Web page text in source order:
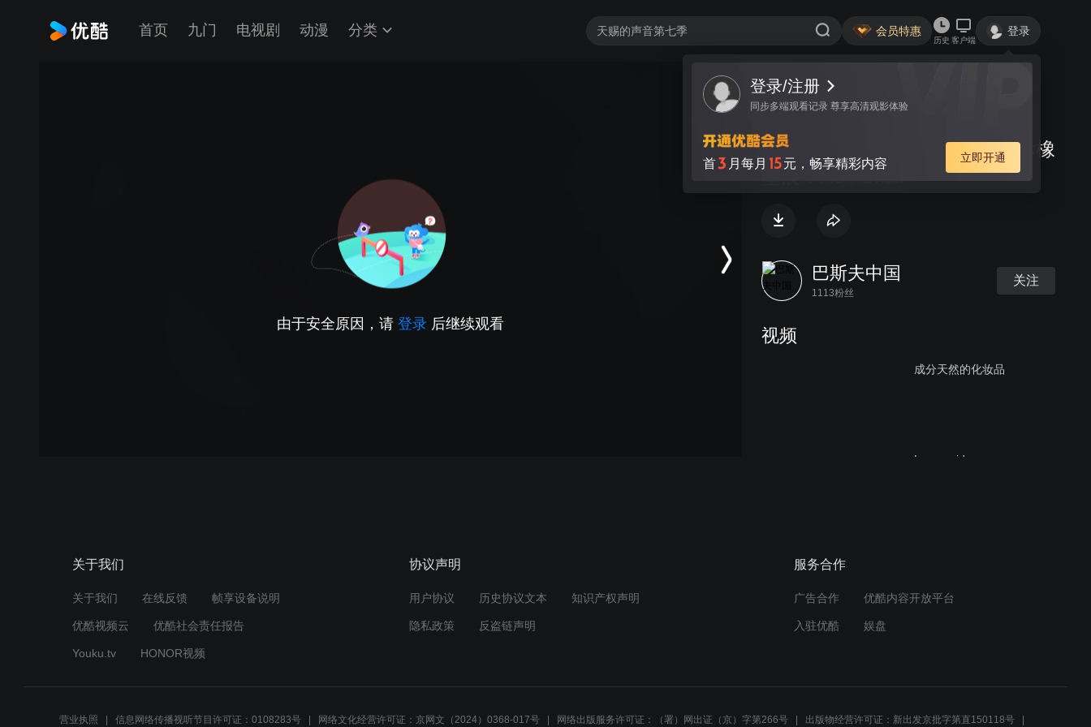
首页 九门 电视剧 动漫 分类 会员特惠
历史 客户端
登录
登录/注册
同步多端观看记录 尊享高清观影体验
首3 月每月 15元，畅享精彩内容 立即开通
由于安全原因，请 登录 后继续观看
视频 讨论
巴斯夫@CHINAPLAS 2019国际橡
塑展：Ren Chair
巴斯夫中国
1113粉丝
关注
视频
成分天然的化妆品
Loopamid
关于我们
关于我们 在线反馈 帧享设备说明
优酷视频云 优酷社会责任报告
Youku.tv HONOR视频
协议声明
用户协议 历史协议文本 知识产权声明
隐私政策 反盗链声明
服务合作
广告合作 优酷内容开放平台
入驻优酷 娱盘
营业执照 信息网络传播视听节目许可证：0108283号 网络文化经营许可证：京网文（2024）0368-017号 网络出版服务许可证：（署）网出证（京）字第266号 出版物经营许可证：新出发京批字第直150118号